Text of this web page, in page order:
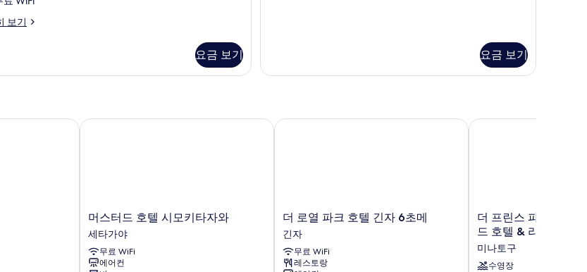
보기
요금 보기
보
(OWNER'S
히
요금 보기
머
스
터
드
호
머스터드 호텔 시모키타자와
세타가야
무료 WiFi
에어컨
머스터드 호텔 시모키타자와
더
로
열
파
크
더 로열 파크 호텔 긴자 6초메
긴자
무료 WiFi
레스토랑
더 로열 파크 호텔 긴자 6초메
더
프
린
스
파
더 프린스 파크 타워
드 호텔 & 리조트,
미나토구
수영장
더 프린스 파크 타워 도